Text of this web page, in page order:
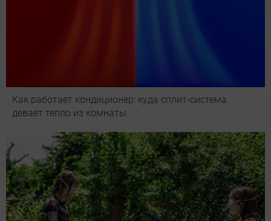
Как работает кондиционер: куда сплит-система
девает тепло из комнаты